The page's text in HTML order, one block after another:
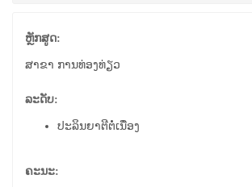
ຫຼັກສູດ:
ສາຂາ ການທ່ອງທ່ຽວ
ລະດັບ:
ປະລິນຍາຕີຕໍ່ເນື່ອງ
ຄະນະ: